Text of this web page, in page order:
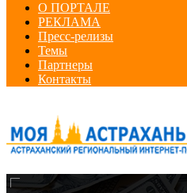
О ПОРТАЛЕ
РЕКЛАМА
Пресс-релизы
Темы
Партнеры
Контакты